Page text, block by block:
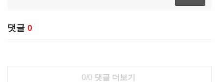
댓글 0
0/0 댓글 더보기